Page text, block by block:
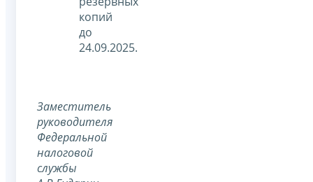
копий
до
24.09.2025.
Заместитель
руководителя
Федеральной
налоговой
службы